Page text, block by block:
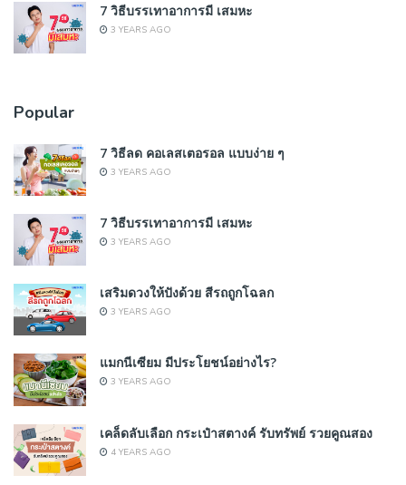
7 วิธีบรรเทาอาการมี เสมหะ
3 YEARS AGO
Popular
7 วิธีลด คอเลสเตอรอล แบบง่าย ๆ
3 YEARS AGO
7 วิธีบรรเทาอาการมี เสมหะ
3 YEARS AGO
เสริมดวงให้ปังด้วย สีรถถูกโฉลก
3 YEARS AGO
แมกนีเซียม มีประโยชน์อย่างไร?
3 YEARS AGO
เคล็ดลับเลือก กระเป๋าสตางค์ รับทรัพย์ รวยคูณสอง
4 YEARS AGO